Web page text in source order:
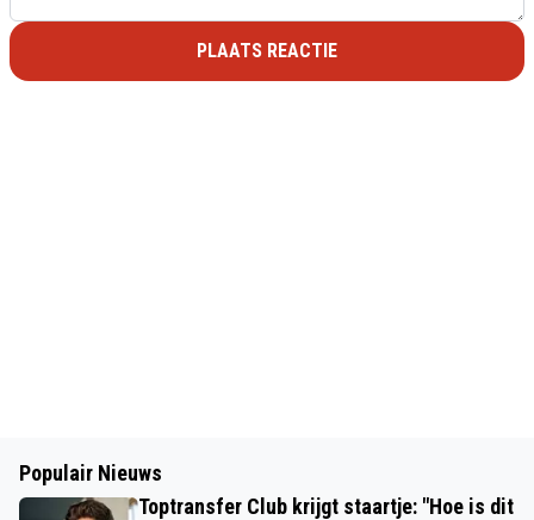
PLAATS REACTIE
Populair Nieuws
Toptransfer Club krijgt staartje: "Hoe is dit